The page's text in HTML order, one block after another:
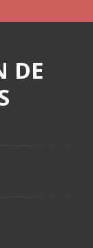
DE